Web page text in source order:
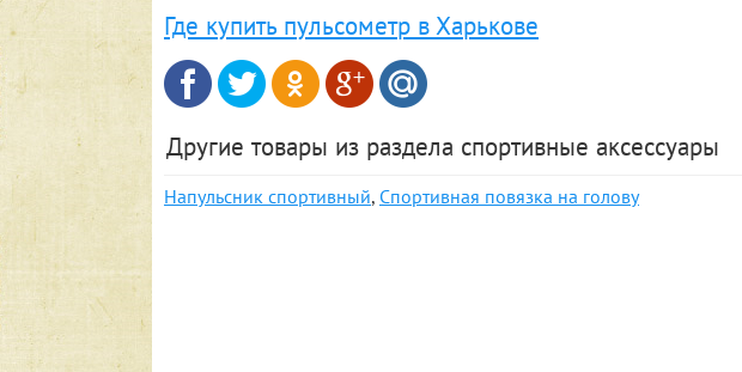
Где купить пульсометр в Харькове
Другие товары из раздела спортивные аксессуары
Напульсник спортивный, Спортивная повязка на голову